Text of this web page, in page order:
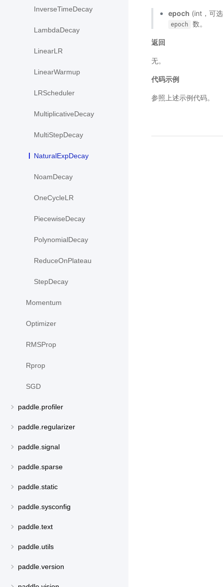
InverseTimeDecay
LambdaDecay
LinearLR
LinearWarmup
LRScheduler
MultiplicativeDecay
MultiStepDecay
NaturalExpDecay
NoamDecay
OneCycleLR
PiecewiseDecay
PolynomialDecay
ReduceOnPlateau
StepDecay
Momentum
Optimizer
RMSProp
Rprop
SGD
paddle.profiler
paddle.regularizer
paddle.signal
paddle.sparse
paddle.static
paddle.sysconfig
paddle.text
paddle.utils
paddle.version
epoch (int，可
epoch 数。
返回
无。
代码示例
参照上述示例代码。